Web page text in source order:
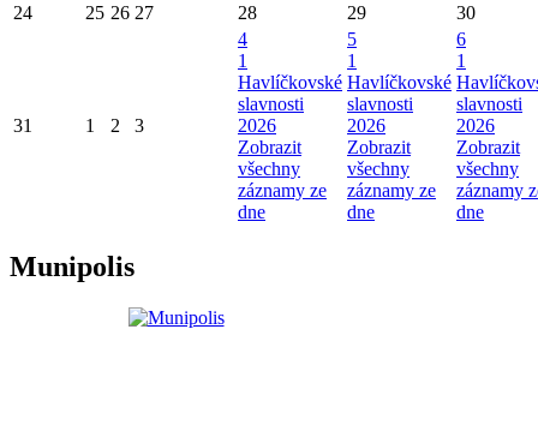
24
25 26 27 28 29 30
31 1 2 3
4
1
Havlíčkovské
slavnosti
2026
Zobrazit
všechny
záznamy ze
dne
5
1
Havlíčkovské
slavnosti
2026
Zobrazit
všechny
záznamy ze
dne
6
1
slavnosti
2026
Zobrazit
všechny
záznamy
dne
Munipolis